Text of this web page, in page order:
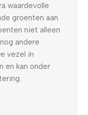
waardevolle
groenten aan
niet alleen
andere
vezel in
en kan onder